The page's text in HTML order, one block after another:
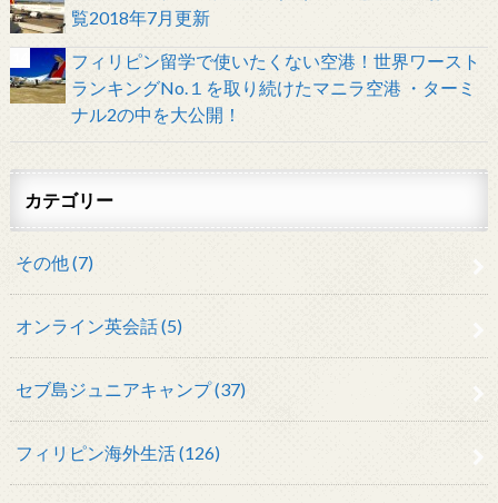
覧2018年7月更新
フィリピン留学で使いたくない空港！世界ワースト
ランキングNo.１を取り続けたマニラ空港 ・ターミ
ナル2の中を大公開！
カテゴリー
その他 (7)
オンライン英会話 (5)
セブ島ジュニアキャンプ (37)
フィリピン海外生活 (126)